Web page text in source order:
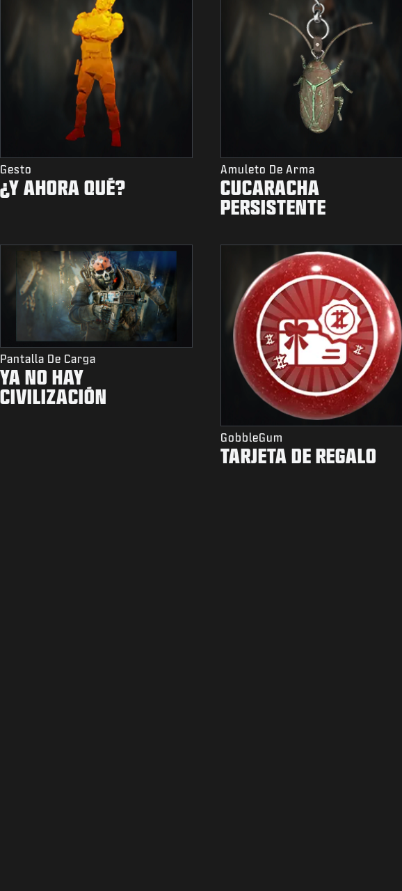
Gesto
¿Y AHORA QUÉ?
Amuleto De Arma
CUCARACHA
PERSISTENTE
Pantalla De Carga
YA NO HAY
CIVILIZACIÓN
GobbleGum
TARJETA DE REGALO